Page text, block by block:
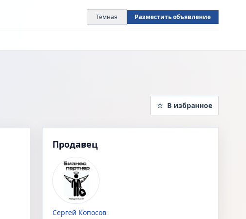
Тёмная Разместить объявление
☆ В избранное
Продавец
Сергей Копосов